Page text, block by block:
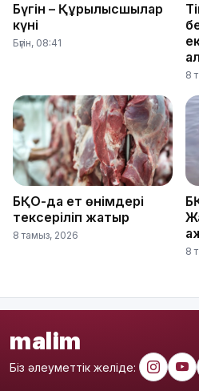
Бүгін – Құрылысшылар
күні
Бүгін, 08:41
8
БҚО-да ет өнімдері
тексеріліп жатыр
8 тамыз, 2026
8
malim
Біз әлеуметтік желіде: